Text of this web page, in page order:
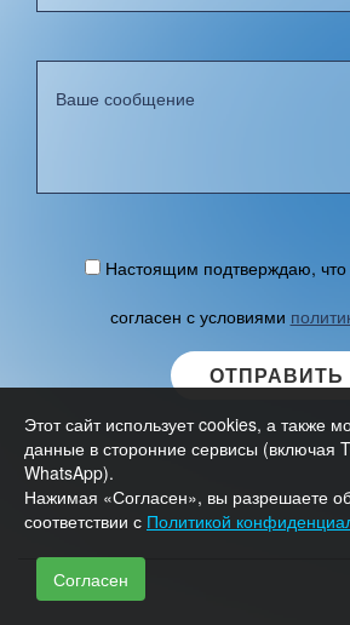
Этот сайт использует cookies, а также
данные в сторонние сервисы (включая
WhatsApp).
Нажимая «Согласен», вы разрешаете
соответствии с Политикой
Согласен
Настоящим подтверждаю,
согласен с условиями
персональных
A